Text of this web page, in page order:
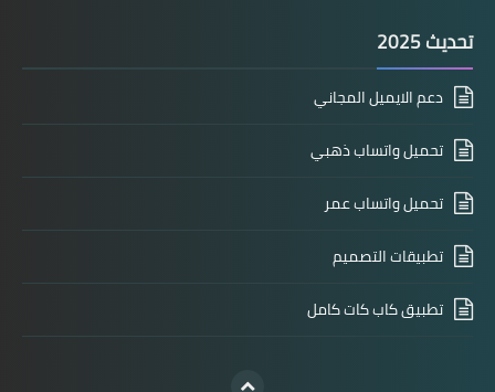
تحديث 2025
دعم الايميل المجاني
تحميل واتساب ذهبي
تحميل واتساب عمر
تطبيقات التصميم
تطبيق كاب كات كامل